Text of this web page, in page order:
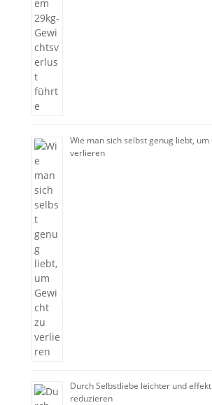
Wie man sich selbst genug liebt, um
verlieren
Durch Selbstliebe leichter und
reduzieren